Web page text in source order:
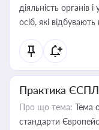
діяльність органів
осіб, які
Практика ЄСПЛ
Про що тема: Тема
стандарти